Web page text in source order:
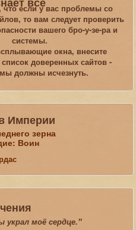
что если у вас проблемы со
то вам следует проверить
вашего бро-у-зе-ра и
системы.
окна, внесите
доверенных сайтов -
должны исчезнуть.
Империи
зерна
Воин
моё сердце."